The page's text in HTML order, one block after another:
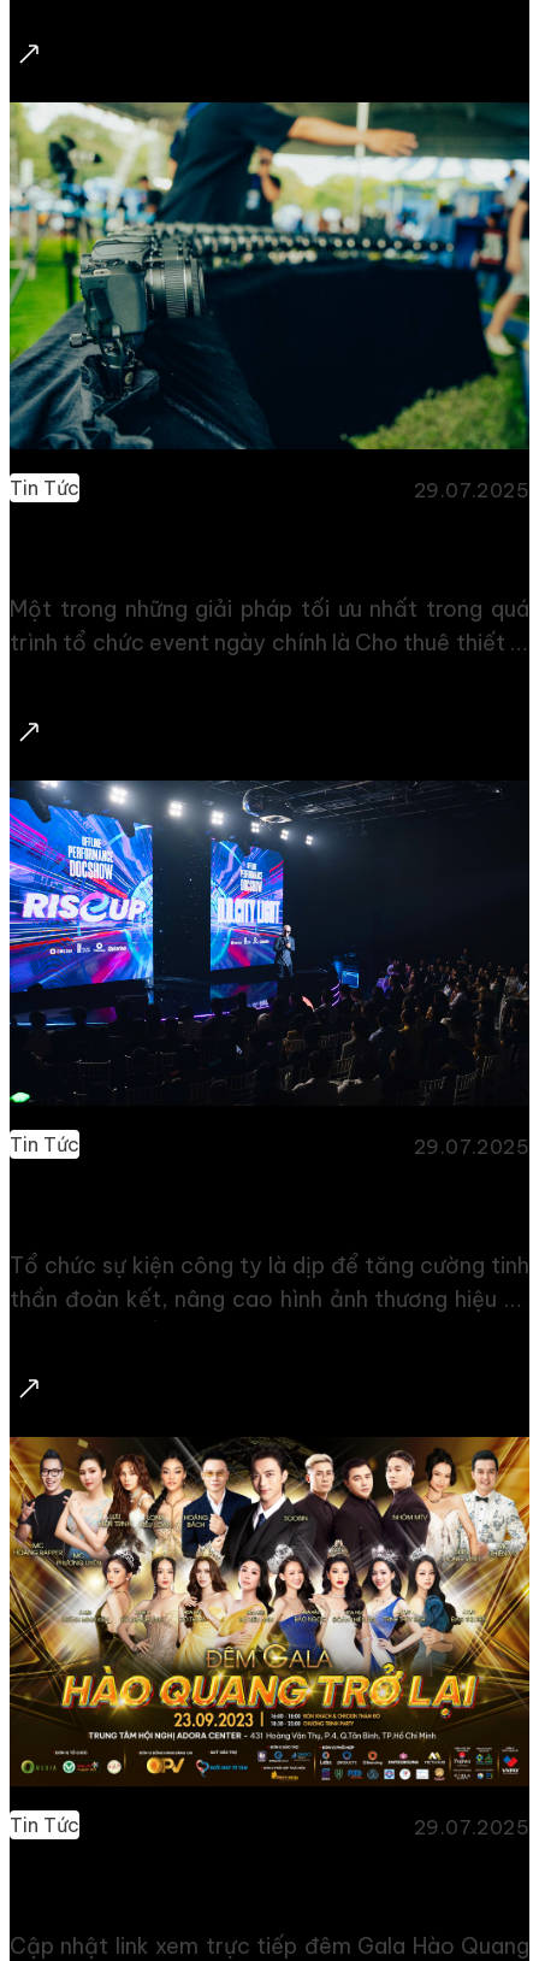
những hình ảnh Bullet Time trở nên đơn giản hơn
bao giờ hết. Bài đăng này sẽ hướng dẫn bạn từng
bước để sử dụng hiệu ứng Bullet Time, ngay cả khi
bạn là người mới bắt đầu. 1. Bullet Time là gì?
Bullet Time được hiểu là hiệu ứng hình ảnh giúp tạo
ra hiệu ứng như thể thời gian đang trôi […]
Tin Tức 29.07.2025
Một trong những giải pháp tối ưu nhất trong quá
trình tổ chức event ngày chính là Cho thuê thiết bị
linh hoạt trong công tác chuẩn bị chương trình.
OMedia – đơn vị hàng đầu trong lĩnh vực truyền
thông, tổ chức sự kiện, cung cấp đa dạng các loại
thiết bị sự kiện chất lượng cao, dịch vụ chuyên
nghiệp, đáp ứng mọi nhu cầu của khách hàng. 1.
Lợi ích khi thuê thiết bị sự kiện Việc […]
Tin Tức 29.07.2025
Tổ chức sự kiện công ty là dịp để tăng cường tinh
thần đoàn kết, nâng cao hình ảnh thương hiệu và
khoa trương hay tiệc tùng sôi nổi, tổ chức sự kiện
công ty mang đến những lợi ích đáng kể cho
doanh nghiệp như: tăng doanh số, mức độ nhận
diện thương hiệu, củng cố văn hóa doanh nghiệp,…
Cho nên, việc tổ chức thành công một sự kiện đòi
hỏi sự chuẩn bị chi tiết và cẩn trọng. Những […]
Tin Tức 29.07.2025
Cập nhật link xem trực tiếp đêm Gala Hào Quang